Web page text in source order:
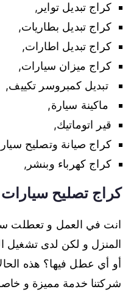
كراج تبديل تواير,
كراج تبديل بطاريات,
كراج تبديل اطارات,
كراج ميزان سيارات,
تبديل كمبروسر تكييف,
ماكينة سيارة,
قير اتوماتيك,
كراج صيانة وتصليح
كراج كهرباء وبنشر,
كراج تصليح سيارات
انت في العمل و تعطلت
المنزل و لكن لدى تشغيل
أو أي عطل فيها؟ هذه
شركتنا خدمة مميزة و